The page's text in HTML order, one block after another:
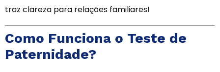
traz clareza para relações familiares!
Como Funciona o Teste de
Paternidade?